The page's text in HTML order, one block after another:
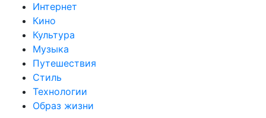
Интернет
Кино
Культура
Музыка
Путешествия
Стиль
Технологии
Образ жизни